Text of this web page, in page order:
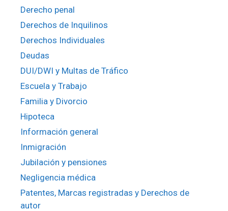
Derecho penal
Derechos de Inquilinos
Derechos Individuales
Deudas
DUI/DWI y Multas de Tráfico
Escuela y Trabajo
Familia y Divorcio
Hipoteca
Información general
Inmigración
Jubilación y pensiones
Negligencia médica
Patentes, Marcas registradas y Derechos de
autor